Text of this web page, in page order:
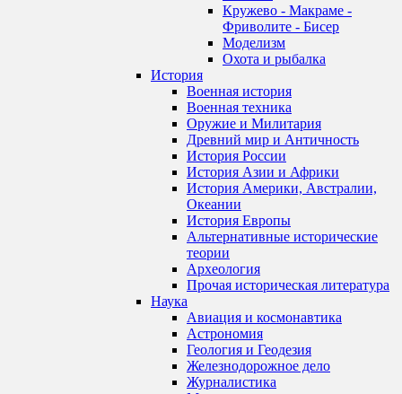
Кружево - Макраме -
Фриволите - Бисер
Моделизм
Охота и рыбалка
История
Военная история
Военная техника
Оружие и Милитария
Древний мир и Античность
История России
История Азии и Африки
История Америки, Австралии,
Океании
История Европы
Альтернативные исторические
теории
Археология
Прочая историческая литература
Наука
Авиация и космонавтика
Астрономия
Геология и Геодезия
Железнодорожное дело
Журналистика